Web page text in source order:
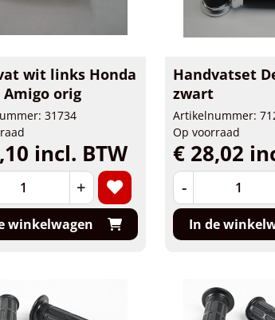
wit links Honda
Amigo orig
31734
incl. BTW
+
winkelwagen
Handvatset
zwart
Artikelnummer:
Op voorraad
€ 28,02
-
In de